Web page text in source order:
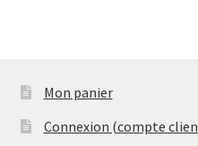
Mon panier
Connexion (compte